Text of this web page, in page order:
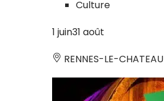
Culture
1 juin31 août
RENNES-LE-CHATEAU